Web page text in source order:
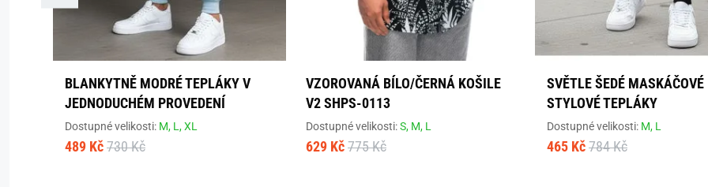
BLANKYTNĚ MODRÉ TEPLÁKY V
JEDNODUCHÉM PROVEDENÍ
Dostupné velikosti: M, L,XL
489 Kč 730 Kč
VZOROVANÁ BÍLO/ČERNÁ KOŠILE
V2 SHPS-0113
Dostupné velikosti:S, M, L
629 Kč 775 Kč
SVĚTLE ŠEDÉ MASKÁČOVÉ
STYLOVÉ TEPLÁKY
Dostupné velikosti: M, L
465 Kč 784 Kč